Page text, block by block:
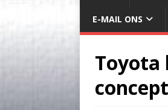
E-MAIL ONS
Toyota